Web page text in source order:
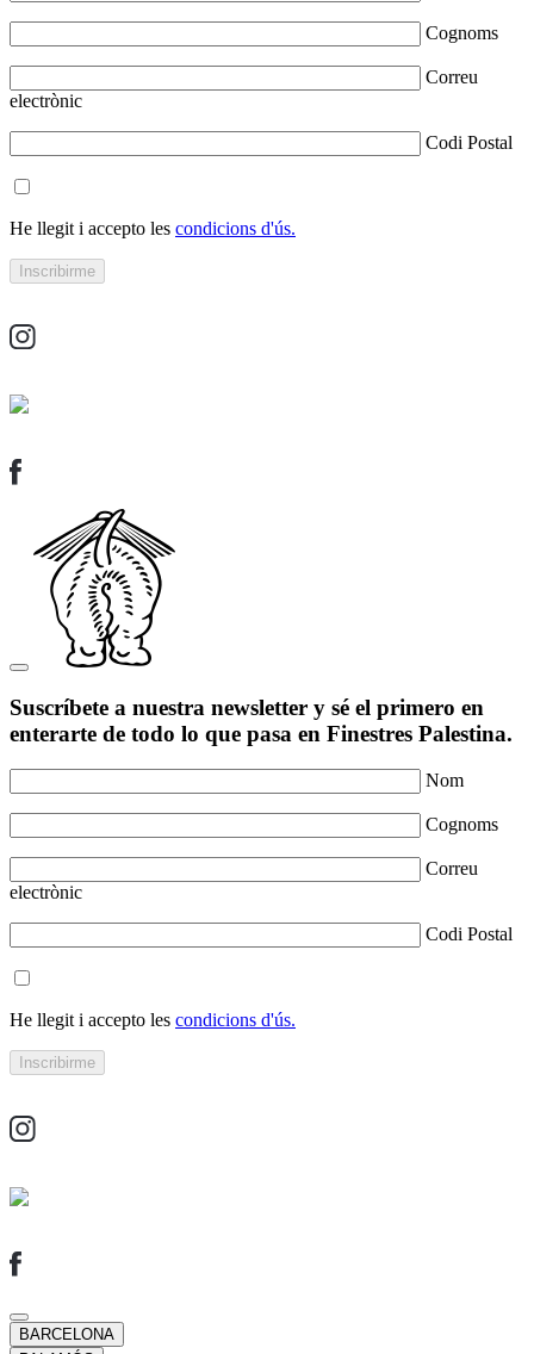
Cognoms
Correu
electrònic
Codi Postal
He llegit i accepto les condicions d'ús.
Suscríbete a nuestra newsletter y sé el primero en
enterarte de todo lo que pasa en Finestres Palestina.
Nom
Cognoms
Correu
electrònic
Codi Postal
He llegit i accepto les condicions d'ús.
BARCELONA